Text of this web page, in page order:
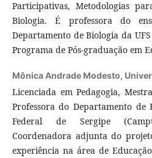
Participativas, Metodologias
Biologia. É professora do
Departamento de Biologia da
Programa de Pós-graduação em
Mônica Andrade Modesto,
Licenciada em Pedagogia,
Professora do Departamento de
Federal de Sergipe
Coordenadora adjunta do
experiência na área de